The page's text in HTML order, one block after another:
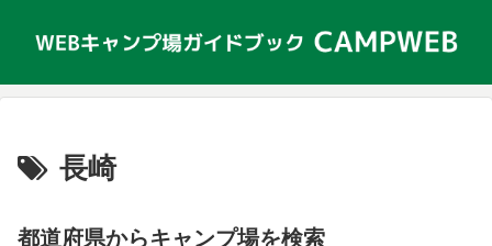
長崎
都道府県からキャンプ場を検索